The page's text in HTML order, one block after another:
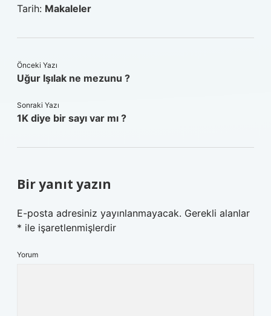
Tarih: Makaleler
Önceki Yazı
Uğur Işılak ne mezunu ?
Sonraki Yazı
1K diye bir sayı var mı ?
Bir yanıt yazın
E-posta adresiniz yayınlanmayacak. Gerekli alanlar
* ile işaretlenmişlerdir
Yorum